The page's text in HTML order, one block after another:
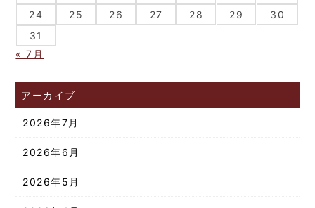
24
25 26 27 28 29
30
31
« 7月
アーカイブ
2026年7月
2026年6月
2026年5月